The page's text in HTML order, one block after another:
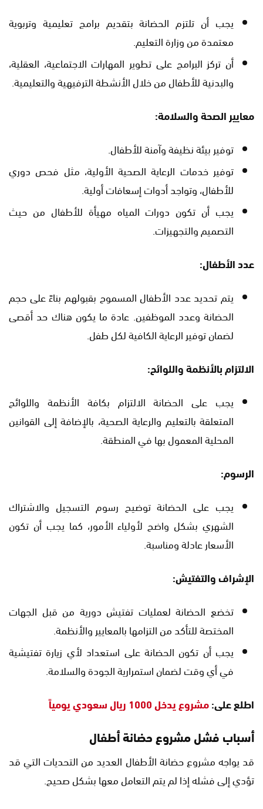
يجب أن تلتزم الحضانة بتقديم برامج تعليمية وتربوية
معتمدة من وزارة التعليم.
أن تركز البرامج على تطوير المهارات الاجتماعية، العقلية،
والبدنية للأطفال من خلال الأنشطة الترفيهية والتعليمية.
معايير الصحة والسلامة:
توفير بيئة نظيفة وآمنة للأطفال.
توفير خدمات الرعاية الصحية الأولية، مثل فحص دوري
للأطفال، وتواجد أدوات إسعافات أولية.
يجب أن تكون دورات المياه مهيأة للأطفال من حيث
التصميم والتجهيزات.
عدد الأطفال:
يتم تحديد عدد الأطفال المسموح بقبولهم بناءً على حجم
الحضانة وعدد الموظفين. عادة ما يكون هناك حد أقصى
لضمان توفير الرعاية الكافية لكل طفل.
الالتزام بالأنظمة واللوائح:
يجب على الحضانة الالتزام بكافة الأنظمة واللوائح
المتعلقة بالتعليم والرعاية الصحية، بالإضافة إلى القوانين
المحلية المعمول بها في المنطقة.
الرسوم:
يجب على الحضانة توضيح رسوم التسجيل والاشتراك
الشهري بشكل واضح لأولياء الأمور، كما يجب أن تكون
الأسعار عادلة ومناسبة.
الإشراف والتفتيش:
تخضع الحضانة لعمليات تفتيش دورية من قبل الجهات
المختصة للتأكد من التزامها بالمعايير والأنظمة.
يجب أن تكون الحضانة على استعداد لأي زيارة تفتيشية
في أي وقت لضمان استمرارية الجودة والسلامة.
اطلع على:مشروع يدخل 1000 ريال سعودي يومياً
أسباب فشل مشروع حضانة أطفال
قد يواجه مشروع حضانة الأطفال العديد من التحديات التي قد
تؤدي إلى فشله إذا لم يتم التعامل معها بشكل صحيح.